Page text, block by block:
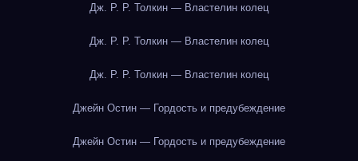
Дж. Р. Р. Толкин — Властелин колец
Дж. Р. Р. Толкин — Властелин колец
Дж. Р. Р. Толкин — Властелин колец
Джейн Остин — Гордость и предубеждение
Джейн Остин — Гордость и предубеждение